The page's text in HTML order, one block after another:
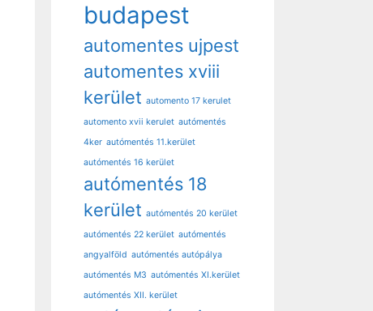
budapest
automentes ujpest
automentes xviii
kerület automento 17 kerulet
automento xvii kerulet autómentés
4ker autómentés 11.kerület
autómentés 16 kerület
autómentés 18
kerület autómentés 20 kerület
autómentés 22 kerület autómentés
angyalföld autómentés autópálya
autómentés M3 autómentés XI.kerület
autómentés XII. kerület